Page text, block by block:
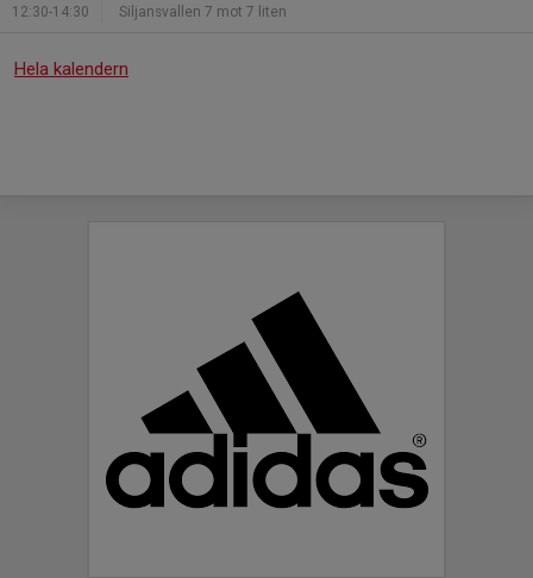
12:30-14:30 Siljansvallen 7 mot 7 liten
Hela kalendern